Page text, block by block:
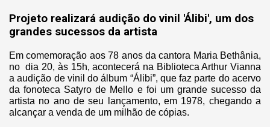
Projeto realizará audição do vinil 'Álibi', um dos
grandes sucessos da artista
Em comemoração aos 78 anos da cantora Maria Bethânia,
no dia 20, às 15h, acontecerá na Biblioteca Arthur Vianna
a audição de vinil do álbum “Álibi”, que faz parte do acervo
da fonoteca Satyro de Mello e foi um grande sucesso da
artista no ano de seu lançamento, em 1978, chegando a
alcançar a venda de um milhão de cópias.